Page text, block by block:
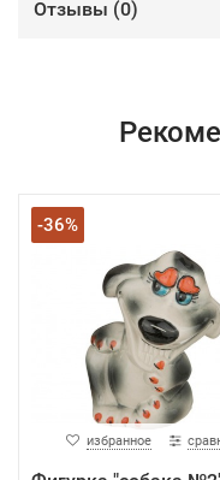
Отзывы (0)
-36%
избранное